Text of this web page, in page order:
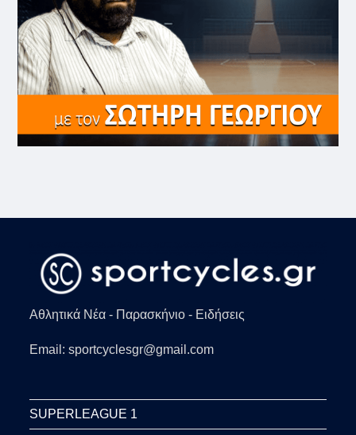
Αθλητικά Νέα - Παρασκήνιο - Ειδήσεις
Email: sportcyclesgr@gmail.com
SUPERLEAGUE 1